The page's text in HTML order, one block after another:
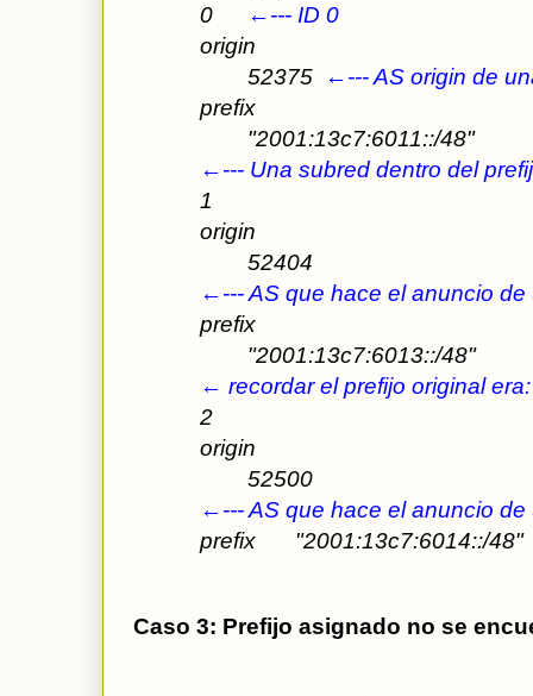
0
←--- ID 0
origin
52375
←--- AS origin de
prefix
"2001:13c7:6011::/48"
←--- Una subred dentro del
1
origin
52404
←--- AS que hace el anuncio
prefix
"2001:13c7:6013::/48"
← recordar el prefijo original
2
origin
52500
←--- AS que hace el anuncio
prefix
"2001:13c7:6014::/48"
Caso 3: Prefijo asignado no se